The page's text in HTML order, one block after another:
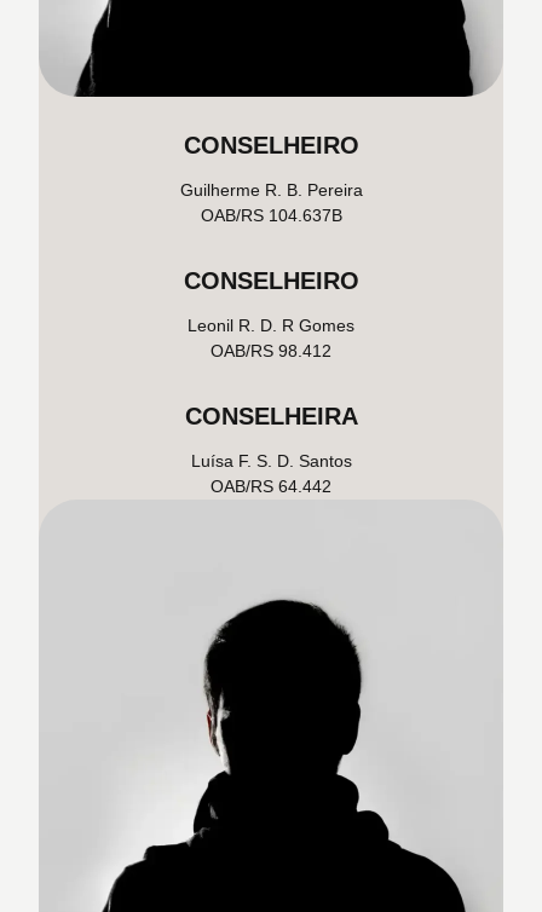
CONSELHEIRO
Guilherme R. B. Pereira
OAB/RS 104.637B
CONSELHEIRO
Leonil R. D. R Gomes
OAB/RS 98.412
CONSELHEIRA
Luísa F. S. D. Santos
OAB/RS 64.442